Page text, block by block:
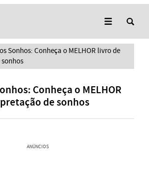
Sonhos: Conheça o MELHOR livro de
Conheça o MELHOR
de sonhos
ANÚNCIOS